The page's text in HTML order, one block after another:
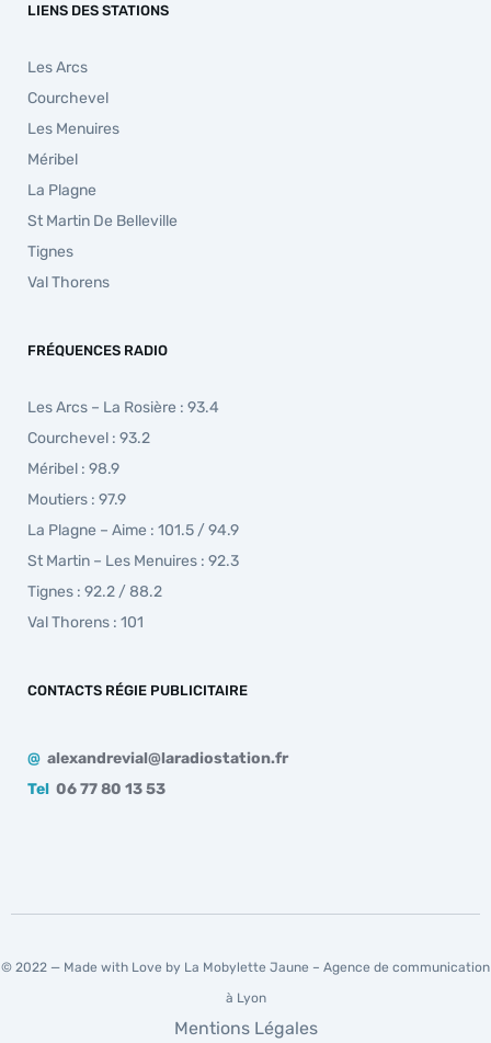
LIENS DES STATIONS
Les Arcs
Courchevel
Les Menuires
Méribel
La Plagne
St Martin De Belleville
Tignes
Val Thorens
FRÉQUENCES RADIO
Les Arcs – La Rosière : 93.4
Courchevel : 93.2
Méribel : 98.9
Moutiers : 97.9
La Plagne – Aime : 101.5 / 94.9
St Martin – Les Menuires : 92.3
Tignes : 92.2 / 88.2
Val Thorens : 101
CONTACTS RÉGIE PUBLICITAIRE
@ alexandrevial@laradiostation.fr
Tel 06 77 80 13 53
© 2022 — Made with Love by La Mobylette Jaune – Agence de communication
à Lyon
Mentions Légales